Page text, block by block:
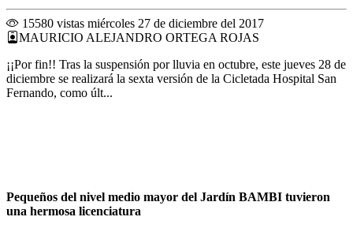
15580 vistas miércoles 27 de diciembre del 2017
MAURICIO ALEJANDRO ORTEGA ROJAS
¡¡Por fin!! Tras la suspensión por lluvia en octubre, este jueves 28 de
diciembre se realizará la sexta versión de la Cicletada Hospital San
Fernando, como últ...
Pequeños del nivel medio mayor del Jardín BAMBI tuvieron
una hermosa licenciatura